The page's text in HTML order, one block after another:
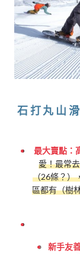
石打丸山
最大賣點：
愛！最常
（26條？）
區都有（樹
新手友